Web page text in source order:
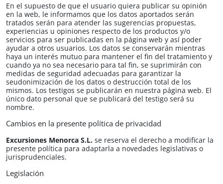
En el supuesto de que el usuario quiera publicar su opinión
en la web, le informamos que los datos aportados serán
tratados serán para atender las sugerencias propuestas,
experiencias u opiniones respecto de los productos y/o
servicios para ser publicadas en la página web y así poder
ayudar a otros usuarios. Los datos se conservarán mientras
haya un interés mutuo para mantener el fin del tratamiento y
cuando ya no sea necesario para tal fin, se suprimirán con
medidas de seguridad adecuadas para garantizar la
seudonimización de los datos o destrucción total de los
mismos. Los testigos se publicarán en nuestra página web. El
único dato personal que se publicará del testigo será su
nombre.
Cambios en la presente política de privacidad
Excursiones Menorca S.L. se reserva el derecho a modificar la
presente política para adaptarla a novedades legislativas o
jurisprudenciales.
Legislación